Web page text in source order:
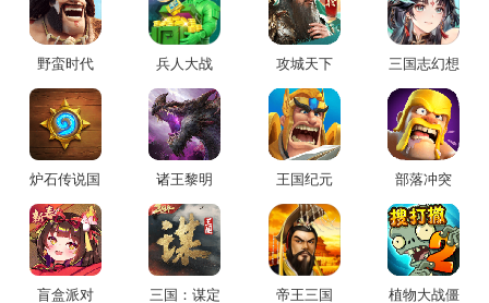
野蛮时代 兵人大战 攻城天下
三国志幻想
大陆
炉石传说国
际服
诸王黎明 王国纪元 部落冲突
盲盒派对
三国：谋定
帝王三国
植物大战僵